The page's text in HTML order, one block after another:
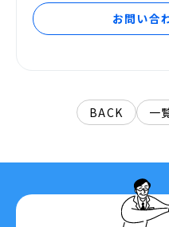
お問い合
BACK 一